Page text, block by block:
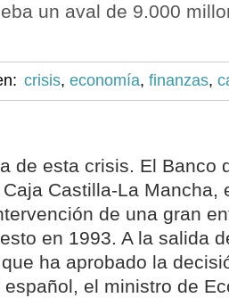
un aval de 9.000
crisis, economía, finanzas,
de esta crisis. El Banco
Castilla-La Mancha,
de una gran
en 1993. A la salida
ha aprobado la
español, el ministro de